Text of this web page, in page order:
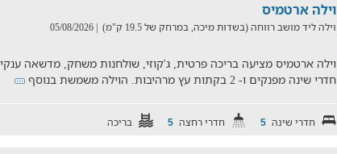
וילה ארטמיס
וילה ליד מושב רווחה (בשדות מיכה, במרחק של 19.5 ק"מ) | 05/08/2026
חדרי שינה מפנקים ו- 2 בקתות עץ מרהיבות. הוילה משמשת בנוסף
חדרי שינה 5 חדרי רחצה 5 בריכה